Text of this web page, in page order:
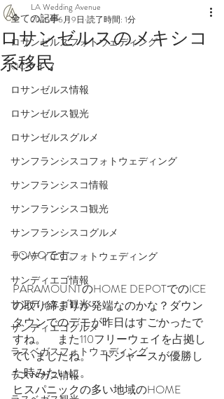
全ての記事
ロサンゼルスフォトウェディング
OCライフ
ロサンゼルス情報
ロサンゼルス観光
ロサンゼルスグルメ
サンフランシスコフォトウェディング
サンフランシスコ情報
サンフランシスコ観光
サンフランシスコグルメ
サンディエゴフォトウェディング
サンディエゴ情報
サンディエゴ観光
サンディエゴグルメ
ラスベガスフォトウェディング
ラスベガス情報
ロサンゼルスのメキシコ
系移民
LA Wedding Avenue
2025年6月9日 読了時間: 1分
TOMOです。
PARAMOUNTのHOME DEPOTでのICE
の取り締まりが発端なのかな？ダウン
タウンでのデモが昨日はすごかったで
すね。　また110フリーウェイを占拠し
ていましたね。　ドジャースが優勝し
た時みたいに。
ヒスパニックの多い地域のHOME